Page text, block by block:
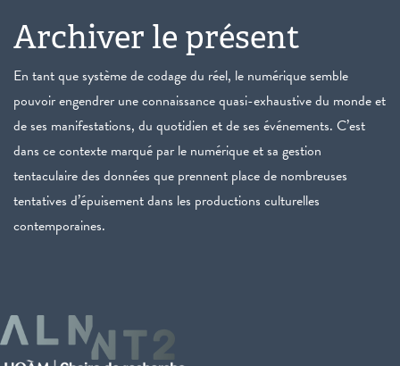
Archiver le présent
En tant que système de codage du réel, le numérique semble
pouvoir engendrer une connaissance quasi-exhaustive du monde et
de ses manifestations, du quotidien et de ses événements. C’est
dans ce contexte marqué par le numérique et sa gestion
tentaculaire des données que prennent place de nombreuses
tentatives d’épuisement dans les productions culturelles
contemporaines.